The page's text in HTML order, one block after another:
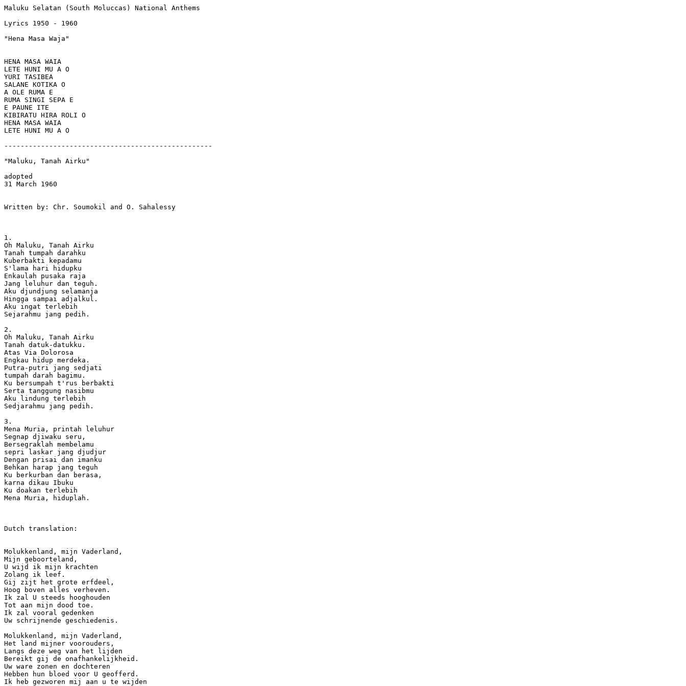
Maluku Selatan (South Moluccas) National Anthems
Lyrics 1950 - 1960
"Hena Masa Waja"
HENA MASA WAIA
LETE HUNI MU A O
YURI TASIBEA
SALANE KOTIKA O
A OLE RUMA E
RUMA SINGI SEPA E
E PAUNE ITE
KIBIRATU HIRA ROLI O
HENA MASA WAIA
LETE HUNI MU A O
---------------------------------------------------
"Maluku, Tanah Airku"
adopted
31 March 1960
Written by: Chr. Soumokil and O. Sahalessy
1.
Oh Maluku, Tanah Airku
Tanah tumpah darahku
Kuberbakti kepadamu
S'lama hari hidupku
Enkaulah pusaka raja
Jang leluhur dan teguh.
Aku djundjung selamanja
Hingga sampai adjalkul.
Aku ingat terlebih
Sejarahmu jang pedih.
2.
Oh Maluku, Tanah Airku
Tanah datuk-datukku.
Atas Via Dolorosa
Engkau hidup merdeka.
Putra-putri jang sedjati
tumpah darah bagimu.
Ku bersumpah t'rus berbakti
Serta tanggung nasibmu
Aku lindung terlebih
Sedjarahmu jang pedih.
3.
Mena Muria, printah leluhur
Segnap djiwaku seru,
Bersegraklah membelamu
sepri laskar jang djudjur
Dengan prisai dan imanku
Behkan harap jang teguh
Ku berkurban dan berasa,
karna dikau Ibuku
Ku doakan terlebih
Mena Muria, hiduplah.
Dutch translation:
Molukkenland, mijn Vaderland,
Mijn geboorteland,
U wijd ik mijn krachten
Zolang ik leef.
Gij zijt het grote erfdeel,
Hoog boven alles verheven.
Ik zal U steeds hooghouden
Tot aan mijn dood toe.
Ik zal vooral gedenken
Uw schrijnende geschiedenis.
Molukkenland, mijn Vaderland,
Het land mijner voorouders,
Langs deze weg van het lijden
Bereikt gij de onafhankelijkheid.
Uw ware zonen en dochteren
Hebben hun bloed voor U geofferd.
Ik heb gezworen mij aan u te wijden